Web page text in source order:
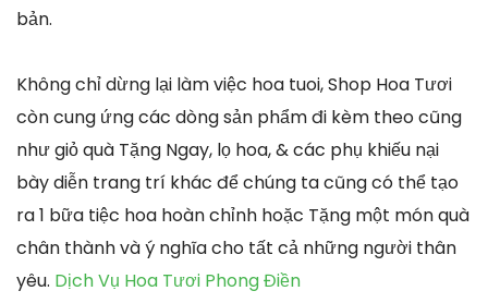
bản.
Không chỉ dừng lại làm việc hoa tuoi, Shop Hoa Tươi
còn cung ứng các dòng sản phẩm đi kèm theo cũng
như giỏ quà Tặng Ngay, lọ hoa, & các phụ khiếu nại
bày diễn trang trí khác để chúng ta cũng có thể tạo
ra 1 bữa tiệc hoa hoàn chỉnh hoặc Tặng một món quà
chân thành và ý nghĩa cho tất cả những người thân
yêu. Dịch Vụ Hoa Tươi Phong Điền